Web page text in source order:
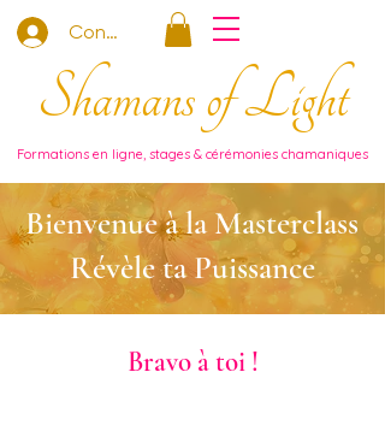
Shamans of Light
Formations en ligne, stages & cérémonies chamaniques
Connexion
Bienvenue à la Masterclass
Révèle ta Puissance
Bravo à toi !